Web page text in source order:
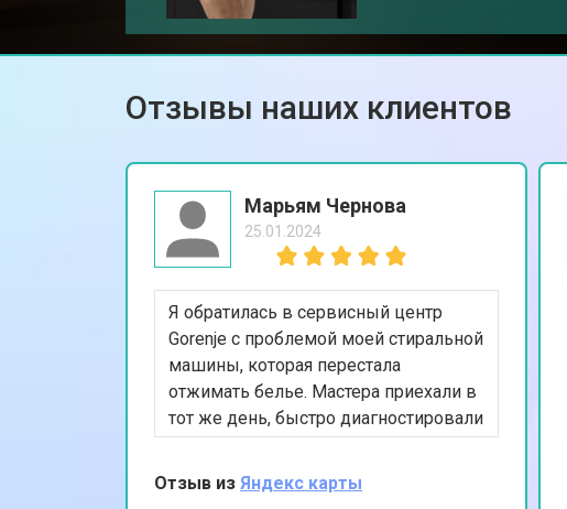
Отзывы наших клиентов
Марьям Чернова
25.01.2024
Я обратилась в сервисный центр
Gorenje с проблемой моей стиральной
машины, которая перестала
отжимать белье. Мастера приехали в
тот же день, быстро диагностировали
неисправность и заменили
изношенный насос. Я впечатлена их
профессионализмом и
Отзыв из Яндекс карты